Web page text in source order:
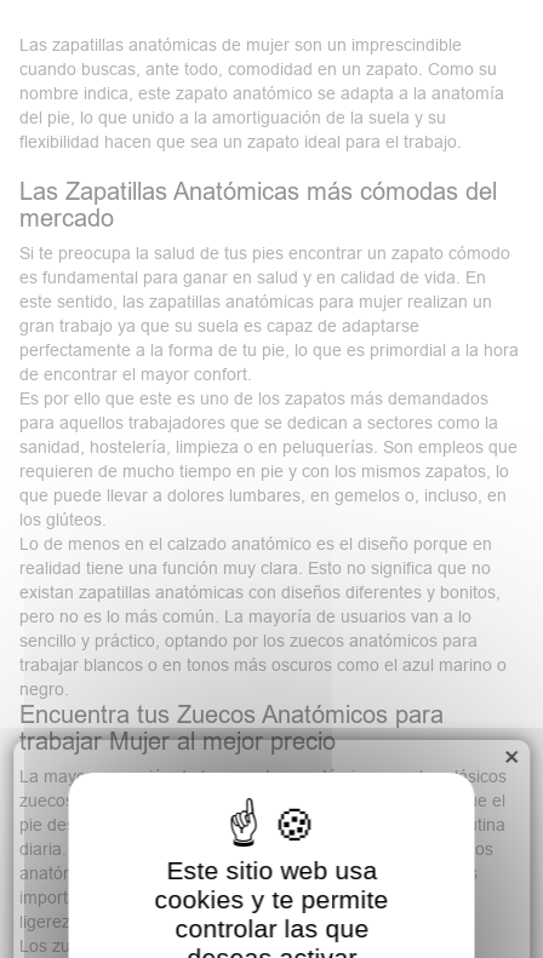
(2 notas)
Las zapatillas anatómicas de mujer son un imprescindible
cuando buscas, ante todo, comodidad en un zapato. Como su
nombre indica, estezapato anatómico se adapta a la anatomía
del pie, lo que unido a la amortiguación de la suela y su
flexibilidad hacen que sea un zapato ideal para el trabajo.
Las Zapatillas Anatómicas más cómodas del
mercado
Si te preocupa la salud de tus pies encontrar un zapato cómodo
es fundamental para ganar en salud y en calidad de vida. En
este sentido, laszapatillas anatómicas para mujer realizan un
gran trabajo ya que su suela es capaz de adaptarse
perfectamente a la forma de tu pie, lo que es primordial a la hora
de encontrar el mayor confort.
Es por ello que este es uno de los zapatos más demandados
para aquellos trabajadores que se dedican a sectores como la
sanidad, hostelería, limpieza o en peluquerías. Son empleos que
requieren de mucho tiempo en pie y con los mismos zapatos, lo
que puede llevar a dolores lumbares, en gemelos o, incluso, en
los glúteos.
Lo de menos en el calzado anatómico es el diseño porque en
realidad tiene una función muy clara. Esto no significa que no
existan zapatillas anatómicas con diseños diferentes y bonitos,
pero no es lo más común. La mayoría de usuarios van a lo
sencillo y práctico, optando por loszuecos anatómicos para
trabajar blancos o en tonos más oscuros como el azul marino o
negro.
Encuentra tus Zuecos Anatómicos para
trabajar Mujer al mejor precio
La mayor expresión de los zapatos anatómicos son los clásicos
zuecos para trabajar
que aportan todo lo necesario para que el
pie descanse correctamente mientras ejercemos nuestra rutina
diaria. Las características que debemos buscar en los zuecos
anatómicos de mujer para trabajar son varias, pero las más
importantes podrían encontrarse en la planta, el ancho y la
ligereza del zapato.
Los zuecos anatómicos deberán incorporar una
×
Este sitio web usa
cookies y te permite
controlar las que